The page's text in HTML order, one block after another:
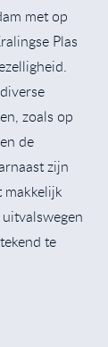
met op
Plas
zoals op
de
zijn
makkelijk
te